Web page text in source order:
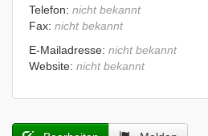
Telefon: nicht bekannt
Fax: nicht bekannt
E-Mailadresse: nicht bekannt
Website: nicht bekannt